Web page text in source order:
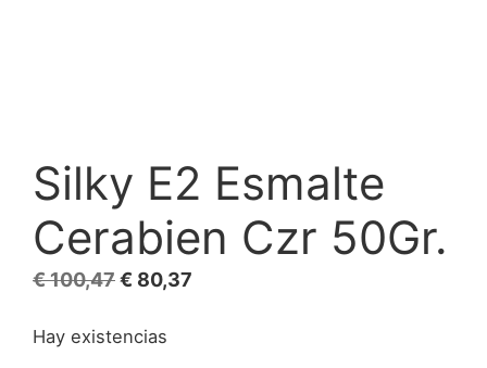
Silky E2 Esmalte
Cerabien Czr 50Gr.
€100,47El
original
€ 80,37
Hay existencias